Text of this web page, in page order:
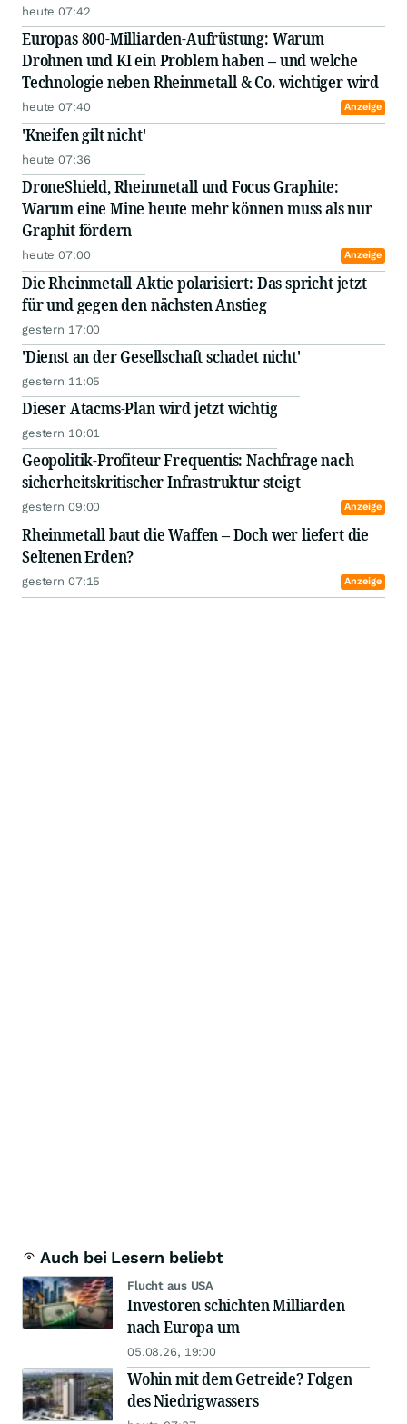
heute 07:42
Europas 800-Milliarden-Aufrüstung: Warum
Drohnen und KI ein Problem haben – und welche
Technologie neben Rheinmetall & Co. wichtiger wird
heute 07:40 Anzeige
'Kneifen gilt nicht'
heute 07:36
DroneShield, Rheinmetall und Focus Graphite:
Warum eine Mine heute mehr können muss als nur
Graphit fördern
heute 07:00 Anzeige
Die Rheinmetall-Aktie polarisiert: Das spricht jetzt
für und gegen den nächsten Anstieg
gestern 17:00
'Dienst an der Gesellschaft schadet nicht'
gestern 11:05
Dieser Atacms-Plan wird jetzt wichtig
gestern 10:01
Geopolitik-Profiteur Frequentis: Nachfrage nach
sicherheitskritischer Infrastruktur steigt
gestern 09:00 Anzeige
Rheinmetall baut die Waffen – Doch wer liefert die
Seltenen Erden?
gestern 07:15 Anzeige
Auch bei Lesern beliebt
Flucht aus USA
Investoren schichten Milliarden
nach Europa um
05.08.26, 19:00
Wohin mit dem Getreide? Folgen
des Niedrigwassers